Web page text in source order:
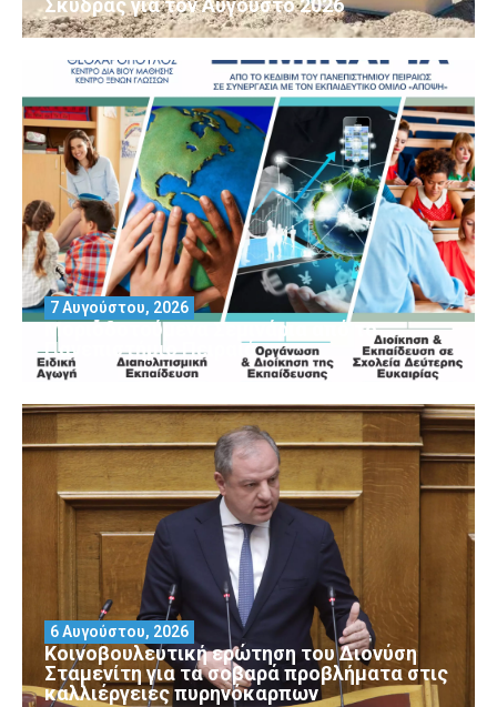
Σκύδρας για τον Αύγούστο 2026
Μοριοδοτούμενα Σεμινάρια από το
Πανεπιστήμιο Πειραιά
7 Αυγούστου, 2026
Κοινοβουλευτική ερώτηση του Διονύση
Σταμενίτη για τα σοβαρά προβλήματα στις
καλλιέργειες πυρηνόκαρπων
6 Αυγούστου, 2026